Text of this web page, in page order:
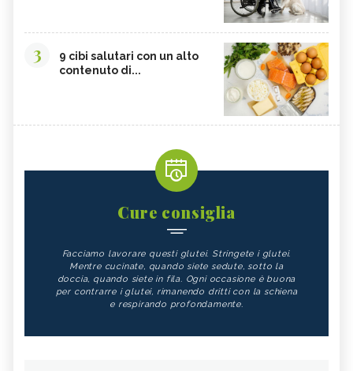
3
9 cibi salutari con un alto
contenuto di...
Cure consiglia
Facciamo lavorare questi glutei. Stringete i glutei.
Mentre cucinate, quando siete sedute, sotto la
doccia, quando siete in fila. Ogni occasione è buona
per contrarre i glutei, rimanendo dritti con la schiena
e respirando profondamente.